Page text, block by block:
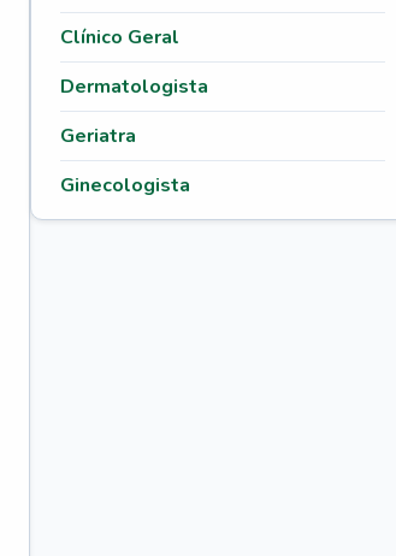
Clínico Geral
Dermatologista
Geriatra
Ginecologista